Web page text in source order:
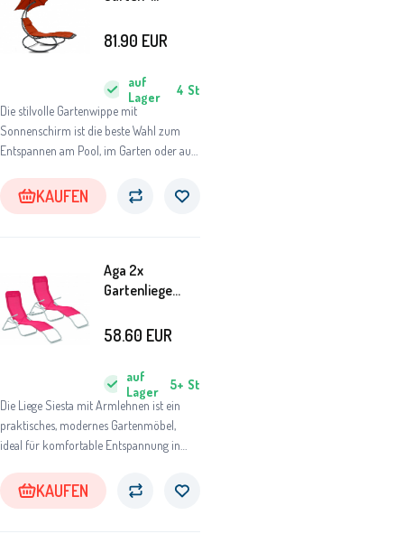
Sonnenschirm
Die stilvolle Gartenwippe mit
Sonnenschirm ist die beste Wahl zum
Entspannen am Pool, im Garten oder auf
auf
Lager
4 St
81.90 EUR
KAUFEN
Aga 2x
Gartenliege
MC372171PI
Die Liege Siesta mit Armlehnen ist ein
praktisches, modernes Gartenmöbel,
ideal für komfortable Entspannung in
auf
Lager
5+ St
58.60 EUR
KAUFEN